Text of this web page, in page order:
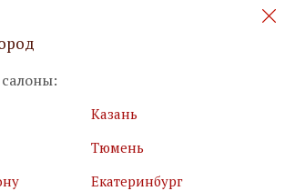
акции и новинки
Казань
Тюмень
Екатеринбург